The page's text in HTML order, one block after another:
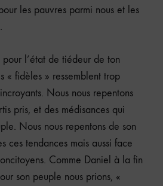
les pauvres parmi nous et les
pour l’état de tiédeur de ton
« fidèles » ressemblent trop
Nous nous repentons
pris, et des médisances qui
Nous nous repentons de son
ces tendances mais aussi face
Comme Daniel à la fin
son peuple nous prions, «